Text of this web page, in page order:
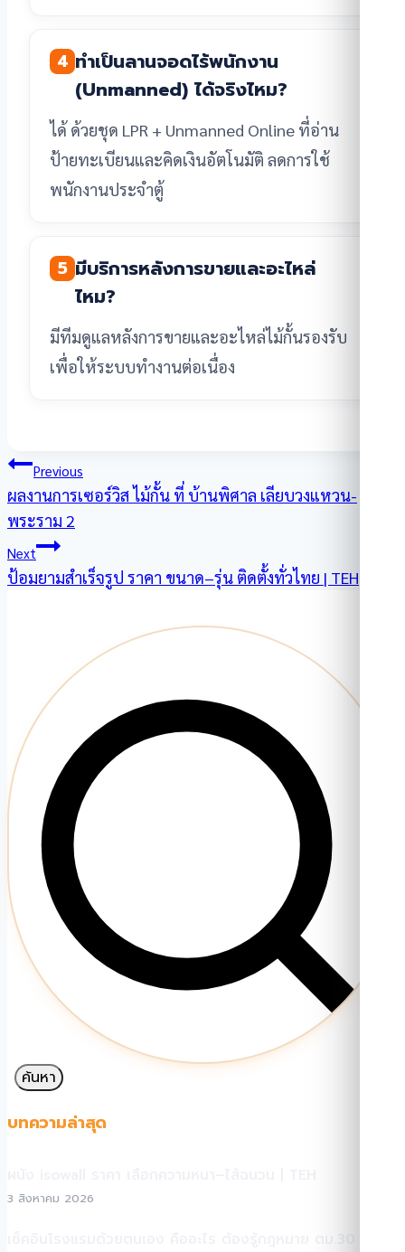
4 ทำเป็นลานจอดไร้พนักงาน
(Unmanned) ได้จริงไหม?
ได้ ด้วยชุด LPR + Unmanned Online ที่อ่าน
ป้ายทะเบียนและคิดเงินอัตโนมัติ ลดการใช้
พนักงานประจำตู้
5 มีบริการหลังการขายและอะไหล่
ไหม?
มีทีมดูแลหลังการขายและอะไหล่ไม้กั้นรองรับ
เพื่อให้ระบบทำงานต่อเนื่อง
แนะแนว
เรื่อง
Previous
ผลงานการเซอร์วิส ไม้กั้น ที่ บ้านพิศาล เลียบวงแหวน-
พระราม 2
Next
ป้อมยามสำเร็จรูป ราคา ขนาด–รุ่น ติดตั้งทั่วไทย | TEH
ค้นหา
บทความล่าสุด
3 สิงหาคม 2026